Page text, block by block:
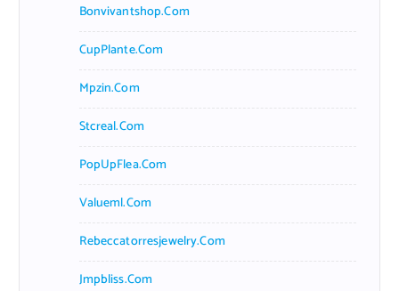
Bonvivantshop.com
CupPlante.com
Mpzin.com
Stcreal.com
PopUpFlea.com
Valueml.com
Rebeccatorresjewelry.com
Jmpbliss.com